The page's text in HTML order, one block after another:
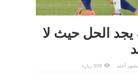
يجد الحل حيث لا
أحمد 909 زيارة